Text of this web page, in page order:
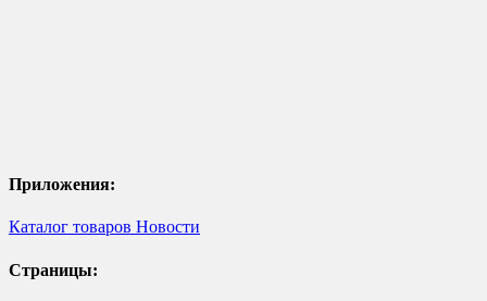
Приложения:
Каталог товаров Новости
Страницы: